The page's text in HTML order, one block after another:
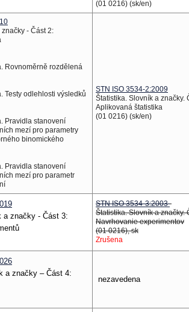
(01 0216) (sk/en)
- Část 2:
Rovnoměrně rozdělená
Testy odlehlosti výsledků
Pravidla stanovení
mezí pro parametry
binomického
Pravidla stanovení
mezí pro parametr
STN ISO 3534-2:2009
Štatistika. Slovník a značky.
Aplikovaná štatistika
(01 0216) (sk/en)
značky - Část 3:
STN ISO 3534-3:2003
Štatistika. Slovník a značky.
Navrhovanie experimentov
(01 0216), sk
Zrušena
a značky – Část 4:
nezavedena